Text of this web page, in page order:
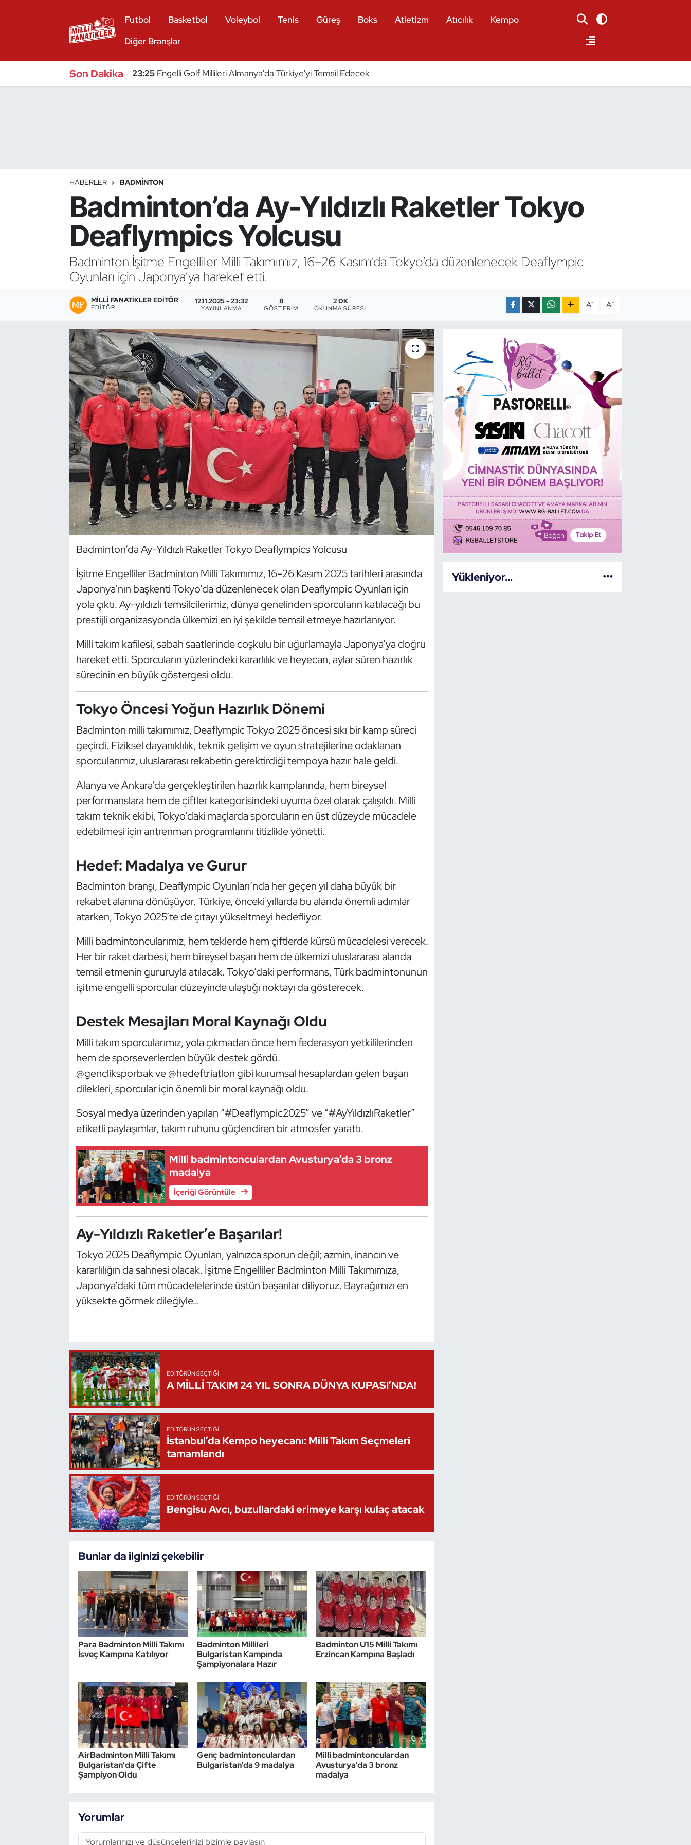
Futbol Basketbol Voleybol Tenis Güreş Boks Atletizm Atıcılık
Kempo
Diğer Branşlar
Son Dakika 23:25 Engelli Golf Millileri Almanya'da Türkiye'yi Temsil Edecek
HABERLER BADMINTON
Badminton’da Ay-Yıldızlı Raketler Tokyo
Deaflympics Yolcusu
Badminton İşitme Engelliler Milli Takımımız, 16–26 Kasım’da Tokyo’da düzenlenecek Deaflympic
Oyunları için Japonya’ya hareket etti.
MILLI FANATIKLER EDITÖR
EDITÖR
12.11.2025 - 23:32
YAYINLANMA
8
GÖSTERIM
2 DK
OKUNMA SÜRESI A- A+
Badminton’da Ay-Yıldızlı Raketler Tokyo Deaflympics Yolcusu
İşitme Engelliler Badminton Milli Takımımız, 16–26 Kasım 2025 tarihleri arasında
Japonya'nın başkenti Tokyo’da düzenlenecek olan Deaflympic Oyunları için
yola çıktı. Ay-yıldızlı temsilcilerimiz, dünya genelinden sporcuların katılacağı bu
prestijli organizasyonda ülkemizi en iyi şekilde temsil etmeye hazırlanıyor.
Milli takım kafilesi, sabah saatlerinde coşkulu bir uğurlamayla Japonya’ya doğru
hareket etti. Sporcuların yüzlerindeki kararlılık ve heyecan, aylar süren hazırlık
sürecinin en büyük göstergesi oldu.
Tokyo Öncesi Yoğun Hazırlık Dönemi
Badminton milli takımımız, Deaflympic Tokyo 2025 öncesi sıkı bir kamp süreci
geçirdi. Fiziksel dayanıklılık, teknik gelişim ve oyun stratejilerine odaklanan
sporcularımız, uluslararası rekabetin gerektirdiği tempoya hazır hale geldi.
Alanya ve Ankara’da gerçekleştirilen hazırlık kamplarında, hem bireysel
performanslara hem de çiftler kategorisindeki uyuma özel olarak çalışıldı. Milli
takım teknik ekibi, Tokyo’daki maçlarda sporcuların en üst düzeyde mücadele
edebilmesi için antrenman programlarını titizlikle yönetti.
Hedef: Madalya ve Gurur
Badminton branşı, Deaflympic Oyunları’nda her geçen yıl daha büyük bir
rekabet alanına dönüşüyor. Türkiye, önceki yıllarda bu alanda önemli adımlar
atarken, Tokyo 2025’te de çıtayı yükseltmeyi hedefliyor.
Milli badmintoncularımız, hem teklerde hem çiftlerde kürsü mücadelesi verecek.
Her bir raket darbesi, hem bireysel başarı hem de ülkemizi uluslararası alanda
temsil etmenin gururuyla atılacak. Tokyo’daki performans, Türk badmintonunun
işitme engelli sporcular düzeyinde ulaştığı noktayı da gösterecek.
Destek Mesajları Moral Kaynağı Oldu
Milli takım sporcularımız, yola çıkmadan önce hem federasyon yetkililerinden
hem de sporseverlerden büyük destek gördü.
@gencliksporbak ve @hedeftriatlon gibi kurumsal hesaplardan gelen başarı
dilekleri, sporcular için önemli bir moral kaynağı oldu.
Sosyal medya üzerinden yapılan “#Deaflympic2025” ve “#AyYıldızlıRaketler”
etiketli paylaşımlar, takım ruhunu güçlendiren bir atmosfer yarattı.
Milli badmintonculardan Avusturya’da 3 bronz
madalya
İçeriği Görüntüle
Ay-Yıldızlı Raketler’e Başarılar!
Tokyo 2025 Deaflympic Oyunları, yalnızca sporun değil; azmin, inancın ve
kararlılığın da sahnesi olacak. İşitme Engelliler Badminton Milli Takımımıza,
Japonya’daki tüm mücadelelerinde üstün başarılar diliyoruz. Bayrağımızı en
yüksekte görmek dileğiyle…
EDITÖRÜN SEÇTIĞI
A MİLLİ TAKIM 24 YIL SONRA DÜNYA KUPASI’NDA!
EDITÖRÜN SEÇTIĞI
İstanbul’da Kempo heyecanı: Milli Takım Seçmeleri
tamamlandı
EDITÖRÜN SEÇTIĞI
Bengisu Avcı, buzullardaki erimeye karşı kulaç atacak
Bunlar da ilginizi çekebilir
Para Badminton Milli Takımı
İsveç Kampına Katılıyor
Badminton Millileri
Bulgaristan Kampında
Şampiyonalara Hazır
Badminton U15 Milli Takımı
Erzincan Kampına Başladı
AirBadminton Milli Takımı
Bulgaristan'da Çifte
Şampiyon Oldu
Genç badmintonculardan
Bulgaristan’da 9 madalya
Milli badmintonculardan
Avusturya’da 3 bronz
madalya
Yorumlar
Yükleniyor...
Bocce Bowling Dart
Buz Hokeyi
Buz Pateni
Çim Hokeyi
Cimnastik
Dans Sporları
Dövüş Sanatı
Hava Sporları
İşitme Engelli Sporcular
Judo ve Kuraş
Modern Pentatlon
Motor Sporları
Özel Sporcular
Tekvando
Vücut Geliştirme Fitness
Wushu Kungfu